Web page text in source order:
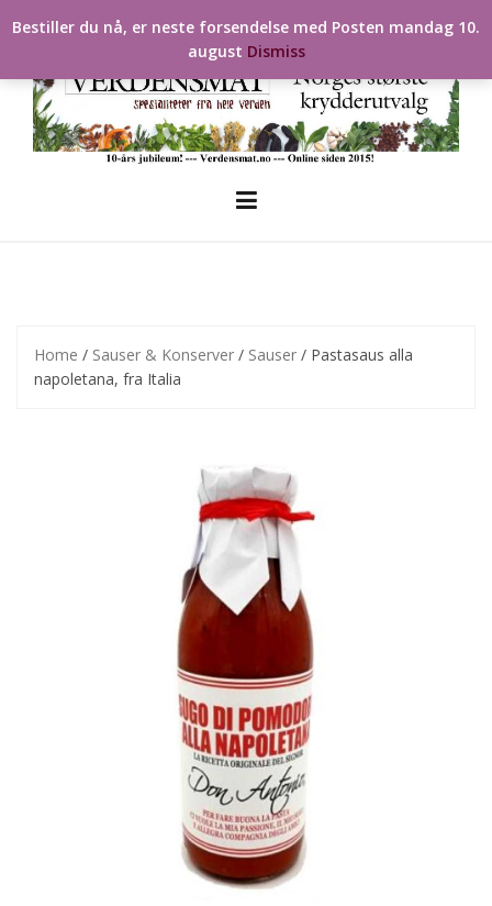
to
Home / Sauser & Konserver / Sauser / Pastasaus alla
napoletana, fra Italia
Bestiller du nå, er neste forsendelse med Posten mandag 10.
august Dismiss